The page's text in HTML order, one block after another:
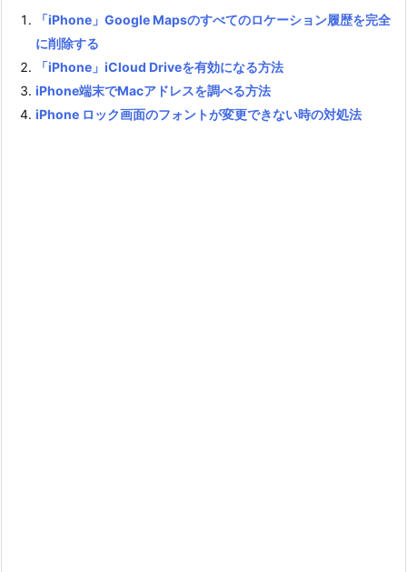
「iPhone」Google Mapsのすべてのロケーション履歴を完全
に削除する
「iPhone」iCloud Driveを有効になる方法
iPhone端末でMacアドレスを調べる方法
iPhone ロック画面のフォントが変更できない時の対処法